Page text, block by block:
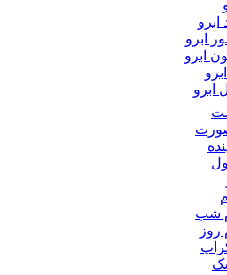
ابرو
ابرو
ابرو
ابرو
شب
روز